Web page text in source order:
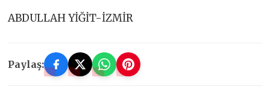
ABDULLAH YİĞİT-İZMİR
Paylaş: